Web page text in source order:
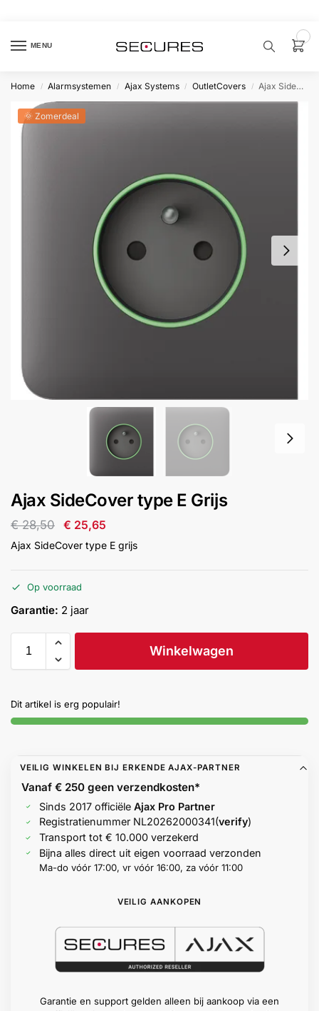
MENU
product…
samenstellen
Inbraakbeveiliging
Outlet SALE
service
Wagen
Home / Alarmsystemen / Ajax Systems / OutletCovers / Ajax SideCover type E Grijs
🌞 Zomerdeal
Ajax SideCover type E Grijs
€28,50 € 25,65
Ajax SideCover type E grijs
Op voorraad
Garantie: 2 jaar
Winkelwagen
Dit artikel is erg populair!
VEILIG WINKELEN BIJ ERKENDE AJAX-PARTNER
Vanaf € 250 geenverzendkosten*
Sinds 2017 officiële Ajax Pro Partner
Registratienummer NL20262000341(verify)
Transport tot € 10.000 verzekerd
Bijna alles direct uit eigen voorraad verzonden
Ma-do vóór 17:00, vr vóór 16:00, za vóór 11:00
VEILIG AANKOPEN
Garantie en support gelden alleen bij aankoop via een